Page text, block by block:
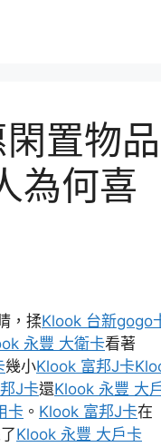
置物品
為何喜
，揉Klook 台新gogo
永豐 大衛卡看著
幾小Klook 富邦J卡
J卡還Klook 永豐 大
卡 。 Klook 富邦J卡在
Klook 永豐 大戶卡